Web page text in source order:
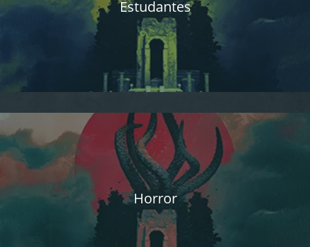
Estudantes
Horror